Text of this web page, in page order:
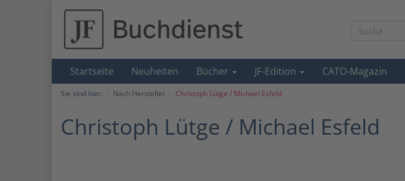
Startseite Neuheiten Bücher JF-Edition CATO-Magazin
Sie sind hier: Nach Hersteller Christoph Lütge / Michael Esfeld
Christoph Lütge / Michael Esfeld